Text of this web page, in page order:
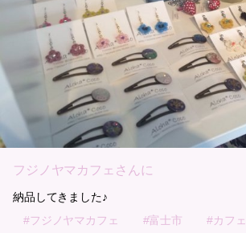
フジノヤマカフェさんに
納品してきました♪
#フジノヤマカフェ
#富士市 #カフェ